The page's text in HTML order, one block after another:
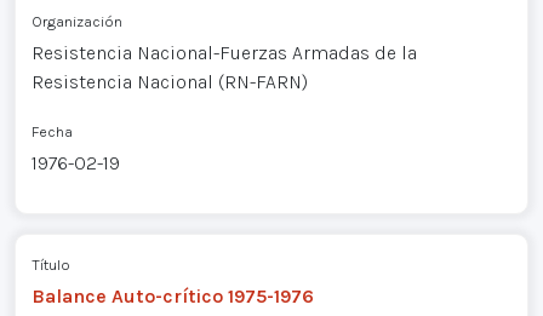
Organización
Resistencia Nacional-Fuerzas Armadas de la
Resistencia Nacional (RN-FARN)
Fecha
1976-02-19
Título
Balance Auto-crítico 1975-1976